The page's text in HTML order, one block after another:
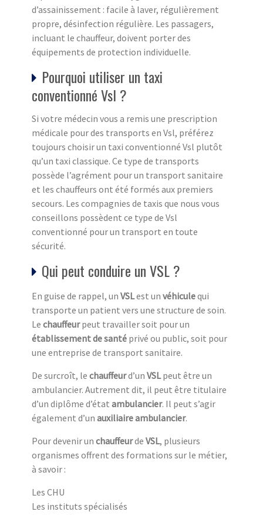
d’assainissement : facile à laver, régulièrement
propre, désinfection régulière. Les passagers,
incluant le chauffeur, doivent porter des
équipements de protection individuelle.
Pourquoi utiliser un taxi
conventionné Vsl ?
Si votre médecin vous a remis une prescription
médicale pour des transports en Vsl, préférez
toujours choisir un taxi conventionné Vsl plutôt
qu’un taxi classique. Ce type de transports
possède l’agrément pour un transport sanitaire
et les chauffeurs ont été formés aux premiers
secours. Les compagnies de taxis que nous vous
conseillons possèdent ce type de Vsl
conventionné pour un transport en toute
sécurité.
Qui peut conduire un VSL ?
En guise de rappel, un VSLest un véhiculequi
transporte un patient vers une structure de soin.
Le chauffeurpeut travailler soit pour un
établissement de santé privé ou public, soit pour
une entreprise de transport sanitaire.
De surcroît, le chauffeurd’un VSLpeut être un
ambulancier. Autrement dit, il peut être titulaire
d’un diplôme d’état ambulancier. Il peut s’agir
également d’un auxiliaire ambulancier.
Pour devenir un chauffeurde VSL, plusieurs
organismes offrent des formations sur le métier,
à savoir :
Les CHU
Les instituts spécialisés